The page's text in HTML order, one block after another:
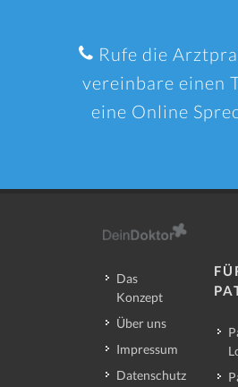
Rufe die
vereinbare einen
eine Online
Das
Konzept
Über uns
Impressum
Datenschutz